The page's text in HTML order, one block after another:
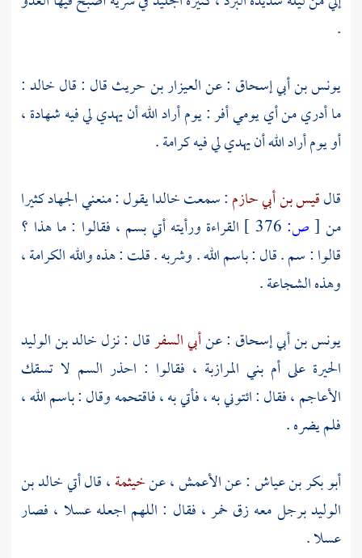
.
يونس بن أبي إسحاق : عنالعيزار بن حريثقال : قالخالد:
ما أدري من أي يومي أفر : يوم أراد الله أن يهدي لي فيه شهادة ،
أو يوم أراد الله أن يهدي لي فيه كرامة .
قالقيس بن أبي حازم: سمعتخالدايقول : منعني الجهاد كثيرا
من [ص:
القراءة ورأيته أتي بسم ، فقالوا : ما هذا ؟
قالوا : سم . قال : باسم الله . وشربه . قلت : هذه والله الكرامة ،
وهذه الشجاعة .
يونس بن أبي إسحاق : عنأبي السفرقال : نزلخالد بن الوليد
الحيرةعلى أمبني المرازبة ، فقالوا : احذر السم لا تسقك
الأعاجم ، فقال : ائتوني به ، فأتي به ، فاقتحمه وقال : باسم الله ،
فلم يضره .
أبو بكر بن عياش: عنالأعمش، عنخيثمة، قال أتيخالد بن
الوليدبرجل معه زق خمر ، فقال : اللهم اجعله عسلا ، فصار
عسلا .